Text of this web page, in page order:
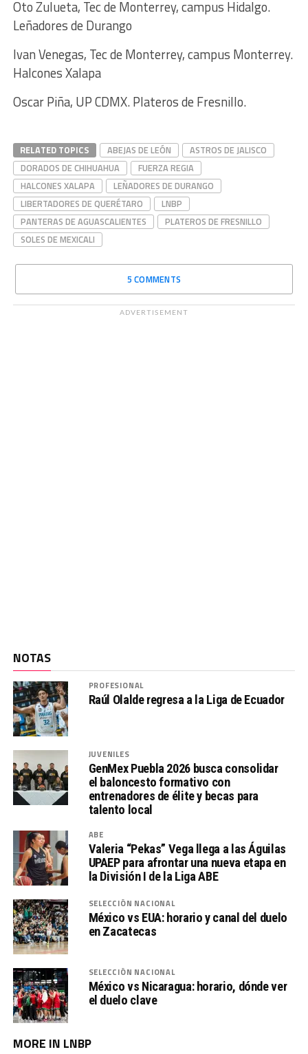
Oto Zulueta, Tec de Monterrey, campus Hidalgo.
Leñadores de Durango
Ivan Venegas, Tec de Monterrey, campus Monterrey.
Halcones Xalapa
Oscar Piña, UP CDMX. Plateros de Fresnillo.
RELATED TOPICS ABEJAS DE LEÓN
ASTROS DE JALISCO
DORADOS DE CHIHUAHUA
FUERZA REGIA
HALCONES XALAPA
LEÑADORES DE DURANGO
LIBERTADORES DE QUERÉTARO
LNBP
PANTERAS DE AGUASCALIENTES
PLATEROS DE FRESNILLO
SOLES DE MEXICALI
5 COMMENTS
ADVERTISEMENT
NOTAS
PROFESIONAL
Raúl Olalde regresa a la Liga de Ecuador
JUVENILES
GenMex Puebla 2026 busca consolidar
el baloncesto formativo con
entrenadores de élite y becas para
talento local
ABE
Valeria “Pekas” Vega llega a las Águilas
UPAEP para afrontar una nueva etapa en
la División I de la Liga ABE
SELECCIÓN NACIONAL
México vs EUA: horario y canal del duelo
en Zacatecas
SELECCIÓN NACIONAL
México vs Nicaragua: horario, dónde ver
el duelo clave
MORE IN LNBP